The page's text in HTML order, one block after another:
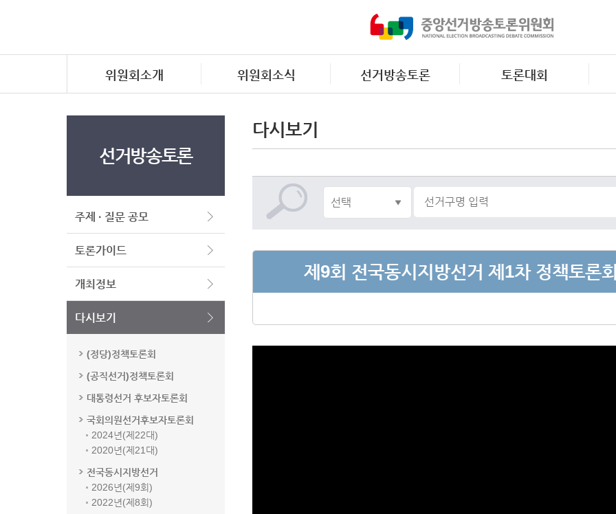
위원회소개 위원회소식 선거방송토론 토론대회
선거방송토론
주제 · 질문 공모
토론가이드
개최정보
다시보기
(정당)정책토론회
(공직선거)정책토론회
대통령선거 후보자토론회
국회의원선거후보자토론회
2024년(제22대)
2020년(제21대)
전국동시지방선거
2026년(제9회)
2022년(제8회)
다시보기
제9회 전국동시지방선거 제1차 정책토론